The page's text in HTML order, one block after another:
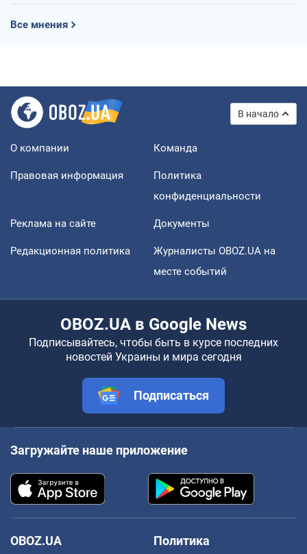
Все мнения
В начало
О компании Команда
Правовая информация
Политика
конфиденциальности
Реклама на сайте Документы
Редакционная политика
Журналисты OBOZ.UA на
месте событий
OBOZ.UA в Google News
Подписывайтесь, чтобы быть в курсе последних
новостей Украины и мира сегодня
Подписаться
Загружайте наше приложение
OBOZ.UA
Политика